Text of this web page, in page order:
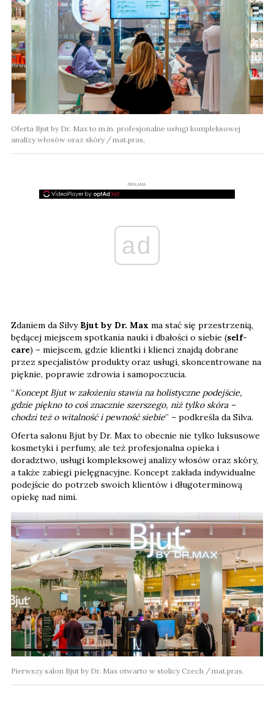
Oferta Bjut by Dr. Max to m.in. profesjonalne usługi kompleksowej
analizy włosów oraz skóry
mat.pras,
REKLAMA
ad
Zdaniem da Silvy Bjut by Dr. Max ma stać się przestrzenią,
będącej miejscem spotkania nauki i dbałości o siebie (self-
care) – miejscem, gdzie klientki i klienci znajdą dobrane
przez specjalistów produkty oraz usługi, skoncentrowane na
pięknie, poprawie zdrowia i samopoczucia.
“Koncept Bjut w założeniu stawia na holistyczne podejście,
gdzie piękno to coś znacznie szerszego, niż tylko skóra –
chodzi też o witalność i pewność siebie” – podkreśla da Silva.
Oferta salonu Bjut by Dr. Max to obecnie nie tylko ​​luksusowe
kosmetyki i perfumy, ale też profesjonalna opieka i
doradztwo, usługi kompleksowej analizy włosów oraz skóry,
a także zabiegi pielęgnacyjne. Koncept zakłada indywidualne
podejście do potrzeb swoich klientów i długoterminową
opiekę nad nimi.
Pierwszy salon Bjut by Dr. Max otwarto w stolicy Czech mat.pras.